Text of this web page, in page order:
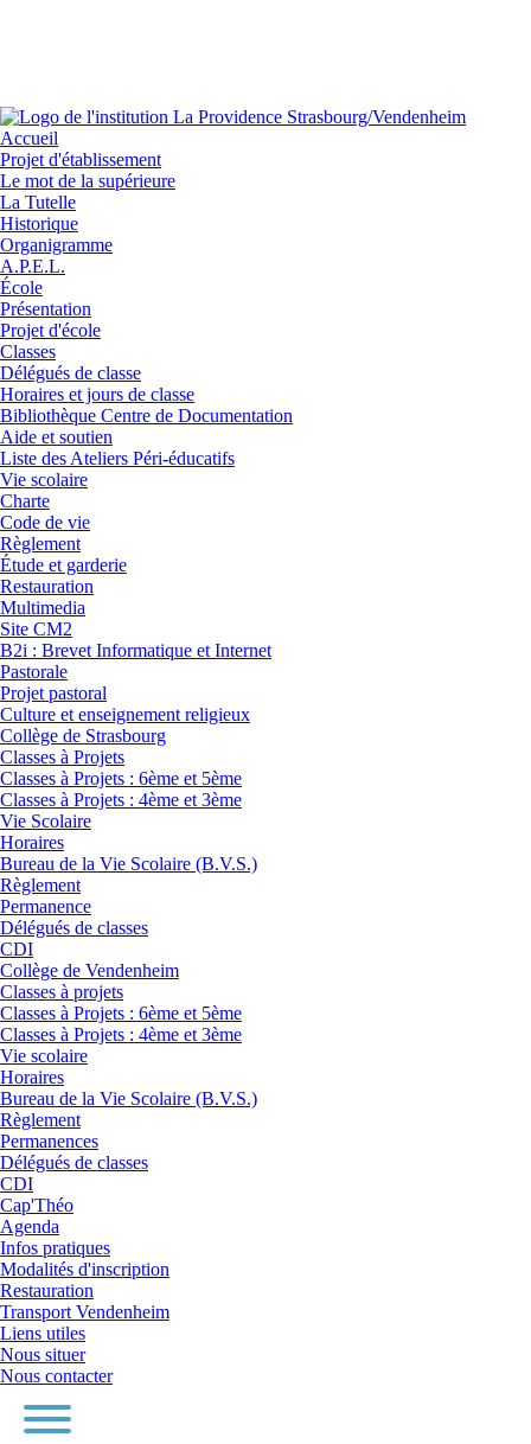
Accueil
Projet d'établissement
Le mot de la supérieure
La Tutelle
Historique
Organigramme
A.P.E.L.
École
Présentation
Projet d'école
Classes
Délégués de classe
Horaires et jours de classe
Bibliothèque Centre de Documentation
Aide et soutien
Liste des Ateliers Péri-éducatifs
Vie scolaire
Charte
Code de vie
Règlement
Étude et garderie
Restauration
Multimedia
Site CM2
B2i : Brevet Informatique et Internet
Pastorale
Projet pastoral
Culture et enseignement religieux
Collège de Strasbourg
Classes à Projets
Classes à Projets : 6ème et 5ème
Classes à Projets : 4ème et 3ème
Vie Scolaire
Horaires
Bureau de la Vie Scolaire (B.V.S.)
Règlement
Permanence
Délégués de classes
CDI
Collège de Vendenheim
Classes à projets
Classes à Projets : 6ème et 5ème
Classes à Projets : 4ème et 3ème
Vie scolaire
Horaires
Bureau de la Vie Scolaire (B.V.S.)
Règlement
Permanences
Délégués de classes
CDI
Cap'Théo
Agenda
Infos pratiques
Modalités d'inscription
Restauration
Transport Vendenheim
Liens utiles
Nous situer
Nous contacter